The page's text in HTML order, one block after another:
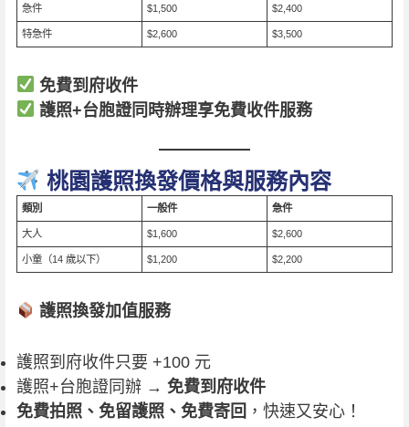
急件 $1,500 $2,400
特急件 $2,600 $3,500
免費到府收件
護照+台胞證同時辦理享免費收件服務
桃園護照換發價格與服務內容
類別 一般件 急件
大人 $1,600 $2,600
小童（14 歲以下） $1,200 $2,200
護照換發加值服務
護照到府收件只要 +100 元
護照+台胞證同辦 → 免費到府收件
免費拍照、免留護照、免費寄回 ，快速又安心！